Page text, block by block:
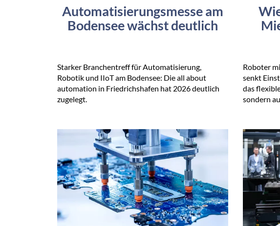
Automatisierungsmesse am
Bodensee wächst deutlich
Starker Branchentreff für Automatisierung,
Robotik und IIoT am Bodensee: Die all about
automation in Friedrichshafen hat 2026 deutlich
zugelegt.
Roboter
senkt
das
sondern